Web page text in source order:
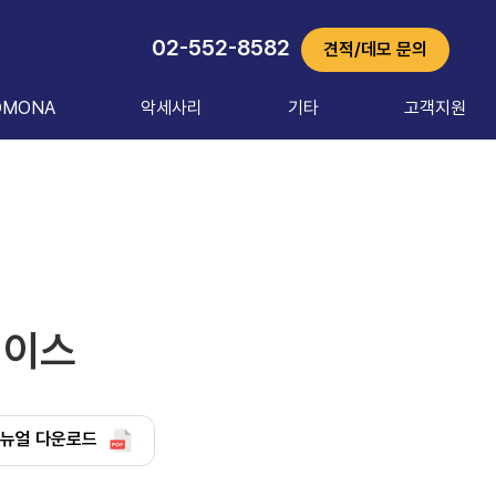
02-552-8582 견적/데모 문의
악세사리 기타 고객지원
스
얼 다운로드